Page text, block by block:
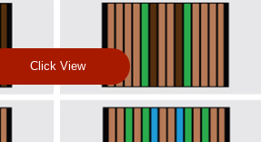
Click View